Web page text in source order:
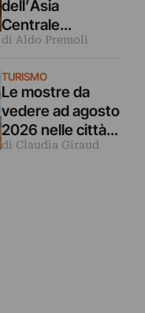
dell’Asia
Centrale
rileggono la
questa mostra a
Venezia
di Aldo Premoli
TURISMO
Le mostre da
vedere ad agosto
2026 nelle città
d’arte europee
di Claudia Giraud